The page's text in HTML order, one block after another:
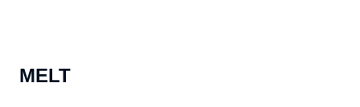
MELT